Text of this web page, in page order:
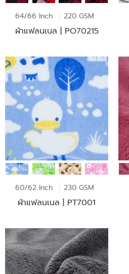
64/66 Inch 220 GSM
ผ้าแฟลนเนล | PO70215
60/62 Inch 230 GSM
ผ้าแฟลนเนล | PT7001